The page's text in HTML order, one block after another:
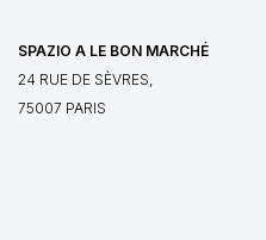
SPAZIO A LE BON MARCHÉ
24 RUE DE SÈVRES,
75007 PARIS